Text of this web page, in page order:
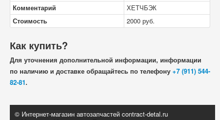
Комментарий
ХЕТЧБЭК
Стоимость
2000 руб.
Как купить?
Для уточнения дополнительной информации, информации
по наличию и доставке обращайтесь по телефону +7 (911) 544-
82-81.
© Интернет-магазин автозапчастей contract-detal.ru